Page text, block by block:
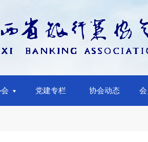
党建专栏 协会动态